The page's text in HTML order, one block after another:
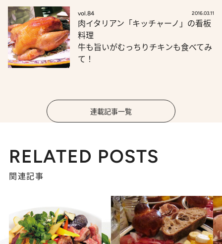
vol.84 2016.03.11
肉イタリアン「キッチャーノ」の看板
料理
牛も旨いがむっちりチキンも食べてみ
て！
連載記事一覧
RELATED POSTS
関連記事